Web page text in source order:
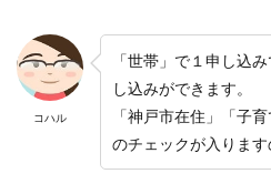
コハル
「世帯」で１申し込
し込みができます。
「神戸市在住」「子
のチェックが入ります